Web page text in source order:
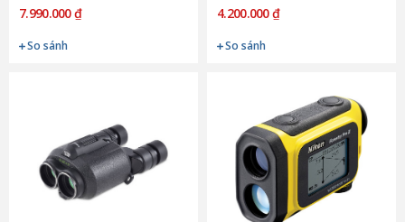
7.990.000 ₫
So sánh
4.200.000 ₫
So sánh